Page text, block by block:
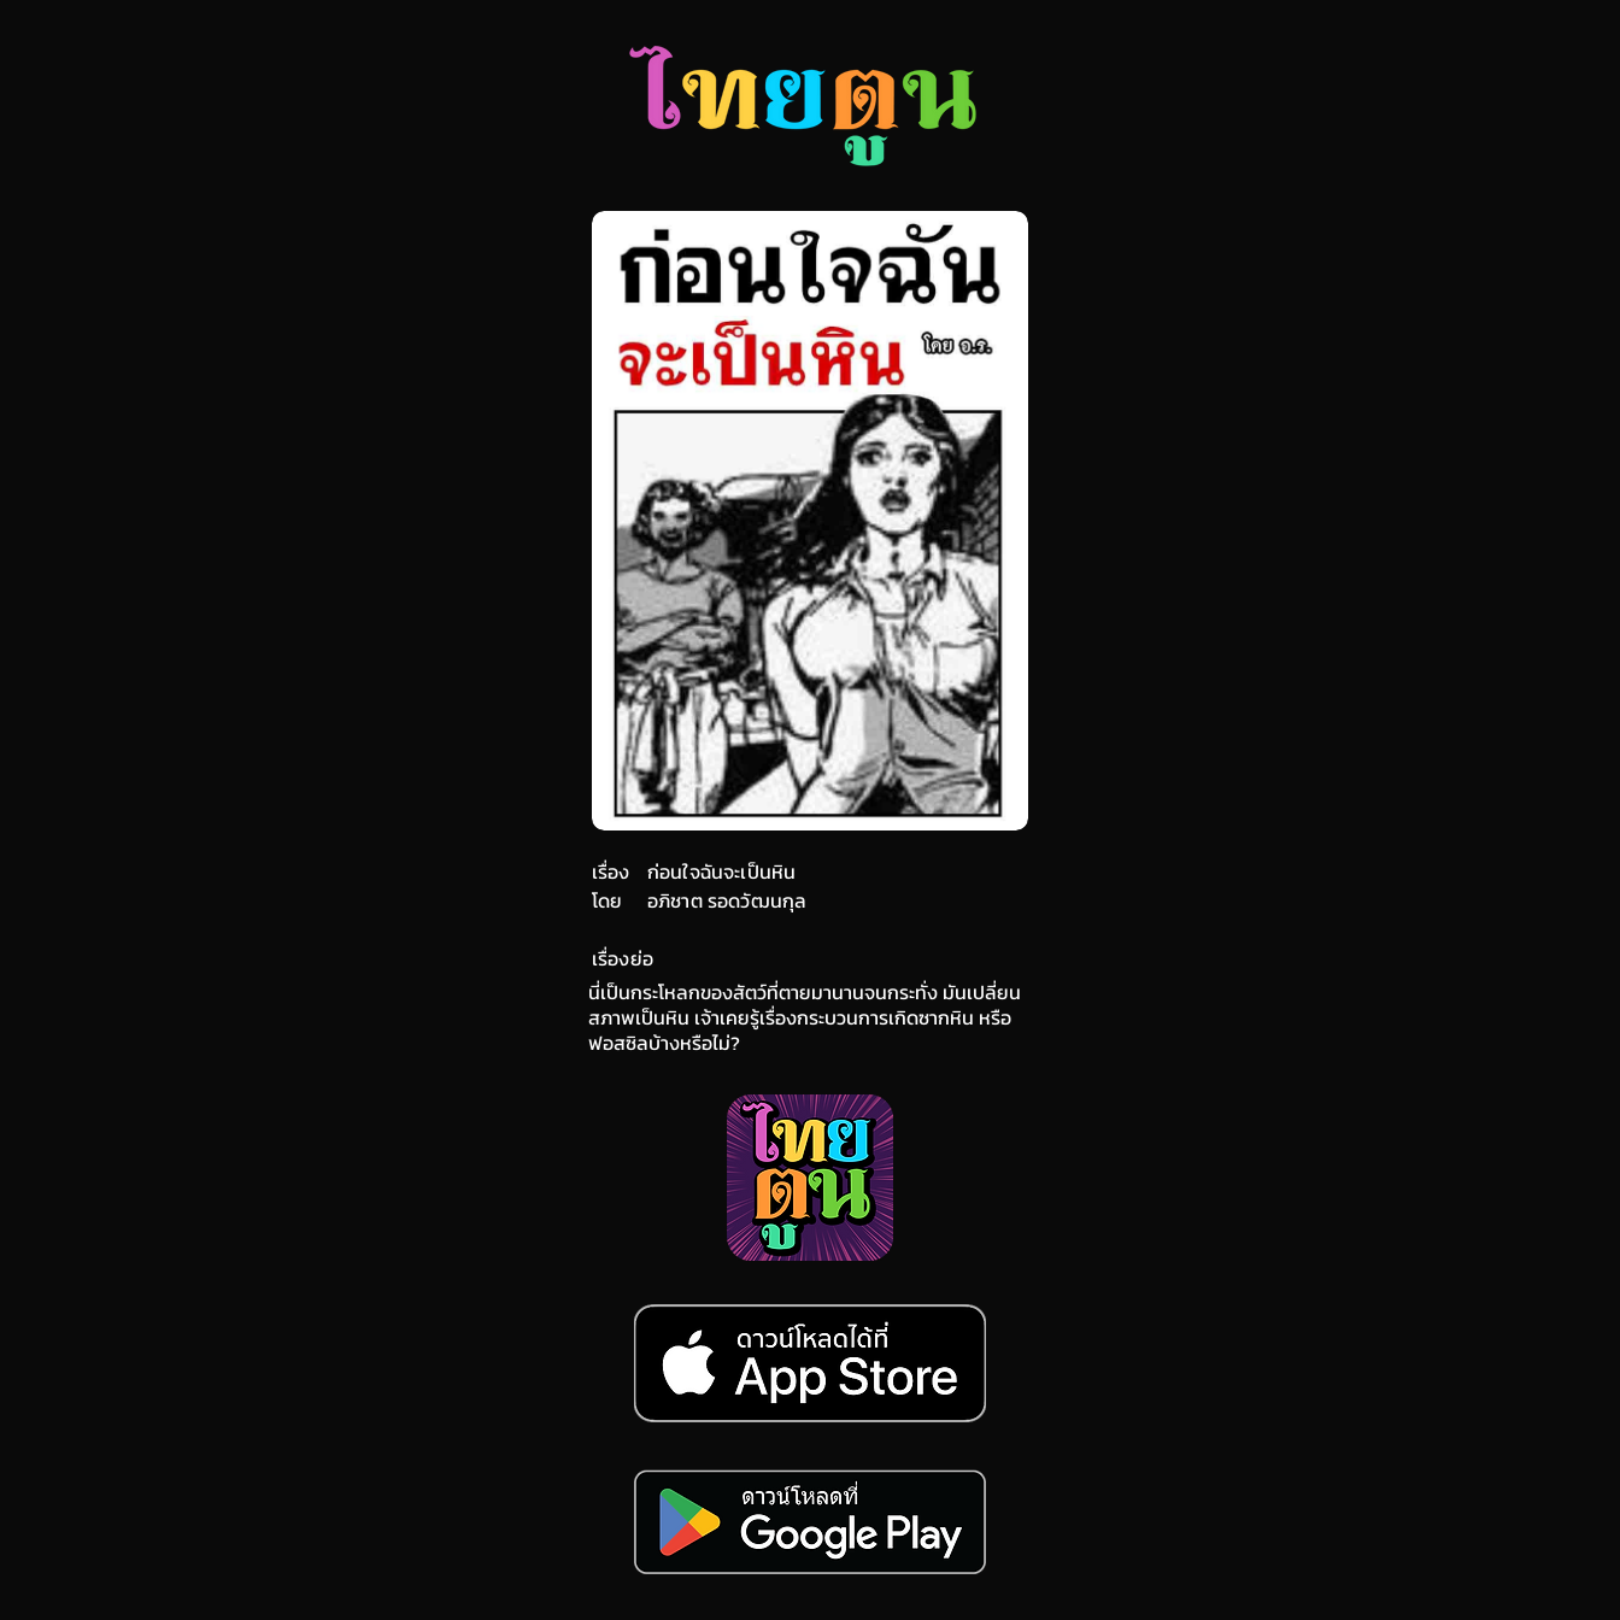
เรื่อง
โดย
ก่อนใจฉันจะเป็นหิน
อภิชาต รอดวัฒนกุล
เรื่องย่อ
นี่เป็นกระโหลกของสัตว์ที่ตายมานานจนกระทั่ง มันเปลี่ยน
สภาพเป็นหิน เจ้าเคยรู้เรื่องกระบวนการเกิดซากหิน หรือ
ฟอสซิลบ้างหรือไม่?